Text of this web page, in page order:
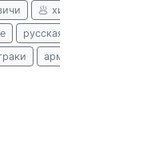
🥟 хинкали
русская
армянская